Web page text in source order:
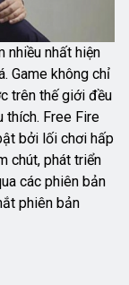
nhất hiện
Game không chỉ
trên thế giới đều
thích. Free Fire
bởi lối chơi hấp
chút, phát triển
các phiên bản
phiên bản